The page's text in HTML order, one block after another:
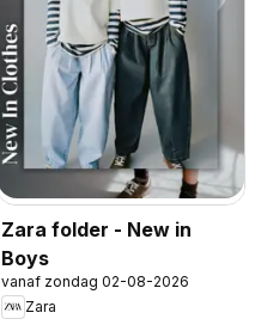
Zara folder - New in
Boys
vanaf zondag 02-08-2026
Zara